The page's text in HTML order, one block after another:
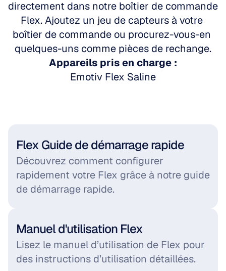
directement dans notre boîtier de commande
Flex. Ajoutez un jeu de capteurs à votre
boîtier de commande ou procurez-vous-en
quelques-uns comme pièces de rechange.
Appareils pris en charge :
Emotiv Flex Saline
Flex Guide de démarrage rapide
Découvrez comment configurer
rapidement votre Flex grâce à notre guide
de démarrage rapide.
Manuel d'utilisation Flex
Lisez le manuel d’utilisation de Flex pour
des instructions d’utilisation détaillées.